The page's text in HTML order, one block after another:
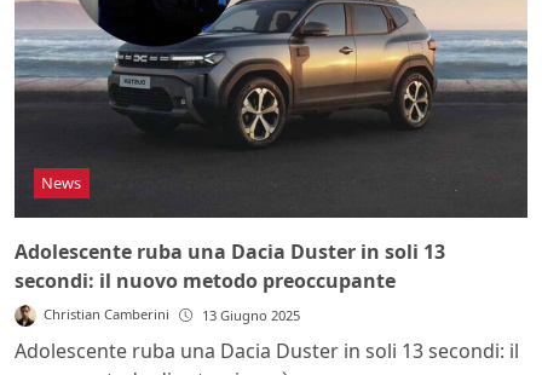
News
Adolescente ruba una Dacia Duster in soli 13
secondi: il nuovo metodo preoccupante
Christian Camberini 13 Giugno 2025
Adolescente ruba una Dacia Duster in soli 13 secondi: il